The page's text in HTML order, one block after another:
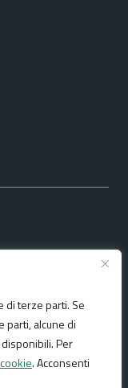
di terze parti. Se
parti, alcune di
Per
. Acconsenti